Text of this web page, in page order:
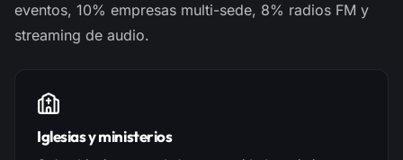
eventos, 10% empresas multi-sede, 8% radios FM y
streaming de audio.
Iglesias y ministerios